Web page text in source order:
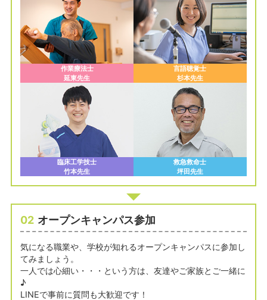
作業療法士
延東先生
言語聴覚士
杉本先生
臨床工学技士
竹本先生
救急救命士
坪田先生
02 オープンキャンパス参加
気になる職業や、学校が知れるオープンキャンパスに参加し
てみましょう。
一人では心細い・・・という方は、友達やご家族とご一緒に
♪
LINEで事前に質問も大歓迎です！